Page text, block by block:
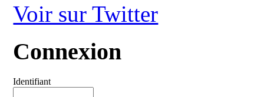
Voir sur Twitter
Connexion
Identifiant